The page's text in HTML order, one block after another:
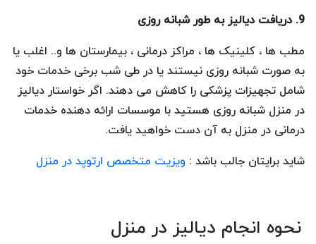
9. دریافت دیالیز به طور شبانه روزی
مطب ها ، کلینیک ها ، مراکز درمانی ، بیمارستان ها و.. اغلب یا
به صورت شبانه روزی نیستند یا در طی شب برخی خدمات خود
شامل تجهیزات پزشکی را کاهش می دهند. اگر خواستار دیالیز
در منزل شبانه روزی هستید با موسسات ارائه دهنده خدمات
درمانی در منزل به آن دست خواهید یافت.
شاید برایتان جالب باشد : ویزیت متخصص ارتوپد در منزل
نحوه انجام دیالیز در منزل